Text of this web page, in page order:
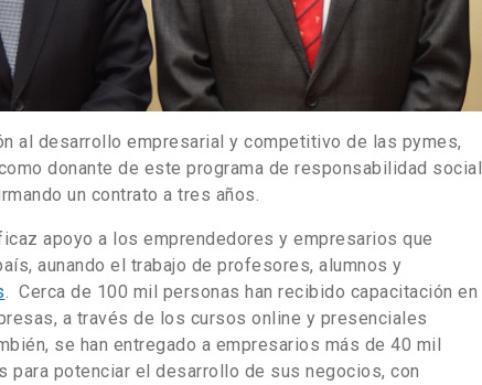
al desarrollo empresarial y competitivo de las pymes,
donante de este programa de responsabilidad social
un contrato a tres años.
apoyo a los emprendedores y empresarios que
aunando el trabajo de profesores, alumnos y
. Cerca de 100 mil personas han recibido capacitación en
a través de los cursos online y presenciales
se han entregado a empresarios más de 40 mil
para potenciar el desarrollo de sus negocios, con